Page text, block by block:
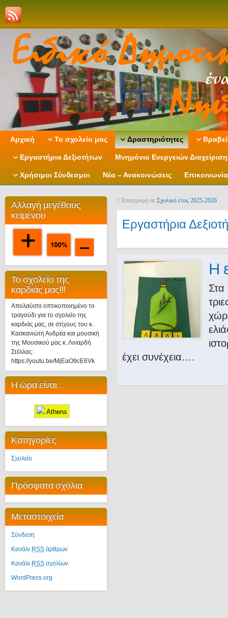
Αρχική Το σχολείο μας Δραστηριότητες
Εργαστήρια Δεξιοτήτων Μνημόνιο Ενεργειών
Χρήσιμοι Σύνδεσμοι Νέα – Ανακοινώσεις Επικοινωνία
Αλλαγή μεγέθους
κειμένου
Το σχολείο της
καρδιάς μας!!!
Απολαύστε οπτικοποιημένο το
τραγούδι για το σχολείο της
καρδιάς μας, σε στίχους του κ.
Κασκανιώτη Ανδρέα και μουσική
της Μουσικού μας κ. Λιναρδή
Στέλλας:
https://youtu.be/MjEaO9cE6Vk
Η ώρα είναι ..
Athens
Κατηγορίες
Σχολείο
Πρόσφατα σχόλια
Μεταστοιχεία
Σύνδεση
Κανάλι RSS άρθρων
Κανάλι RSS σχολίων
WordPress.org
↑ Επιστροφή σε Σχολικό έτος 2025-2026
Εργαστήρια
Η
Στα
έχει συνέχεια….